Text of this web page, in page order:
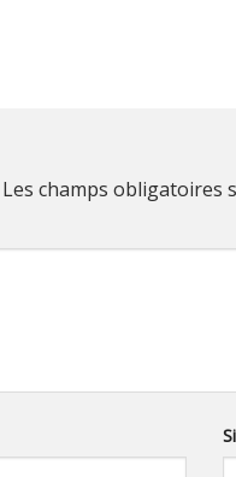
Les champs obligatoires